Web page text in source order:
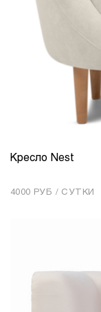
КОЛИЧЕСТВО
Кресло Nest
4000 РУБ / СУТКИ